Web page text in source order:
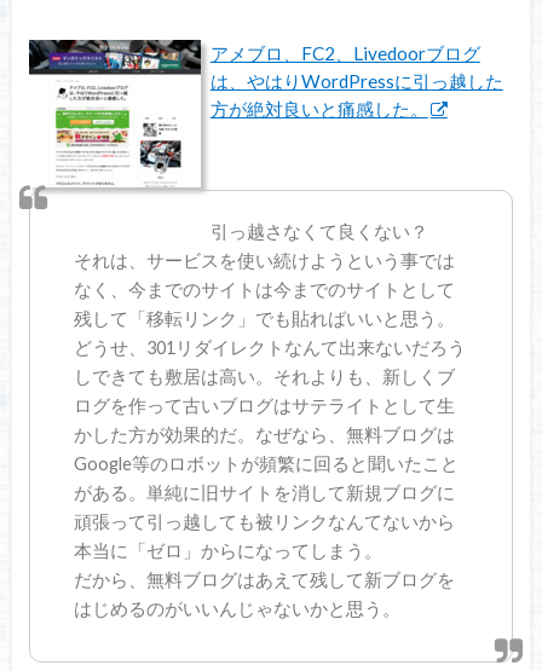
アメブロ、FC2、Livedoorブログ
は、やはりWordPressに引っ越した
方が絶対良いと痛感した。
引っ越さなくて良くない？
それは、サービスを使い続けようという事では
なく、今までのサイトは今までのサイトとして
残して「移転リンク」でも貼ればいいと思う。
どうせ、301リダイレクトなんて出来ないだろう
しできても敷居は高い。それよりも、新しくブ
ログを作って古いブログはサテライトとして生
かした方が効果的だ。なぜなら、無料ブログは
Google等のロボットが頻繁に回ると聞いたこと
がある。単純に旧サイトを消して新規ブログに
頑張って引っ越しても被リンクなんてないから
本当に「ゼロ」からになってしまう。
だから、無料ブログはあえて残して新ブログを
はじめるのがいいんじゃないかと思う。